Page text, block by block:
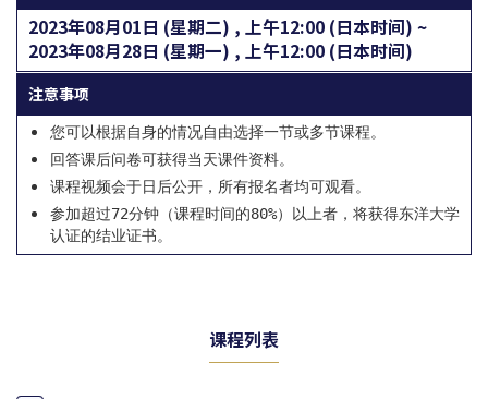
2023年08月01日 (星期二) , 上午12:00 (日本时间) ~
2023年08月28日 (星期一) , 上午12:00 (日本时间)
注意事项
您可以根据自身的情况自由选择一节或多节课程。
回答课后问卷可获得当天课件资料。
课程视频会于日后公开，所有报名者均可观看。
参加超过72分钟（课程时间的80%）以上者，将获得东洋大学
认证的结业证书。
课程列表